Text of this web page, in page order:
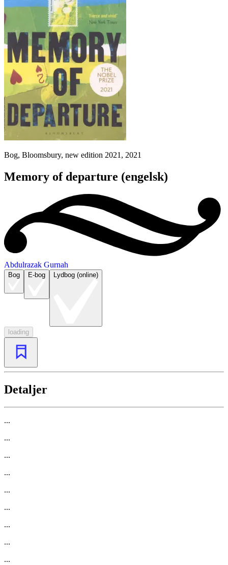
Bog, Bloomsbury, new edition 2021, 2021
Memory of departure (engelsk)
Abdulrazak Gurnah
Bog E-bog Lydbog (online)
loading
Detaljer
...
...
...
...
...
...
...
...
...